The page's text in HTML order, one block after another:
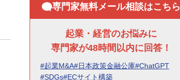
専門家無料メール相談はこちら
起業・経営のお悩みに
専門家が48時間以内に回答！
#起業M&A#日本政策金融公庫#ChatGPT
#SDGs#ECサイト構築